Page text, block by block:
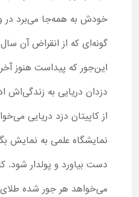
خودش به همه‌جا می‌برد در
گونه‌ای که از انقراض آن
این‌جور که پیداست هنوز
دزدان دریایی به زندگی‌اش
از کاپیتان دزد دریایی
نمایشگاه علمی به نمایش
دست بیاورد و پولدار شود.
می‌خواهد هر جور شده طلای